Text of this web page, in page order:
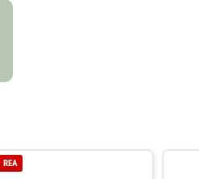
tåligt blad
REA